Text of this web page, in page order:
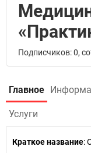
Подписчиков: 0,
Главное
Услуги
Краткое название: